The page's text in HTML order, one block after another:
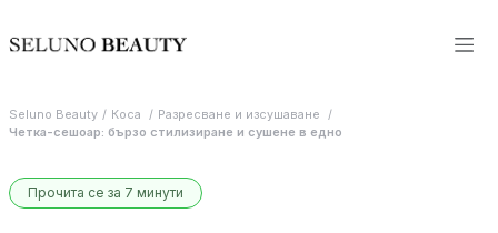
Seluno Beauty Коса
Разресване и изсушаване
Четка-сешоар: бързо стилизиране и сушене в едно
Прочита се за 7 минути